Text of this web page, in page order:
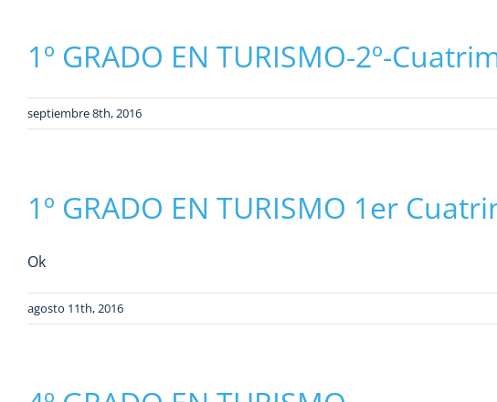
1º GRADO EN TURISMO-2º-
septiembre 8th, 2016
1º GRADO EN TURISMO 1er
Ok
agosto 11th, 2016